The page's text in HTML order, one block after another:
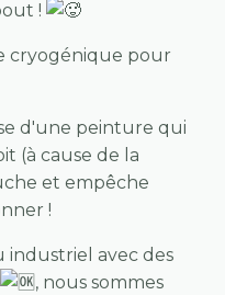
!
cryogénique pour
d'une peinture qui
(à cause de la
et empêche
!
industriel avec des
, nous sommes